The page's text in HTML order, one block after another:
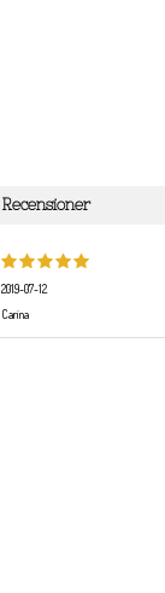
Recensioner
2019-07-12
Carina